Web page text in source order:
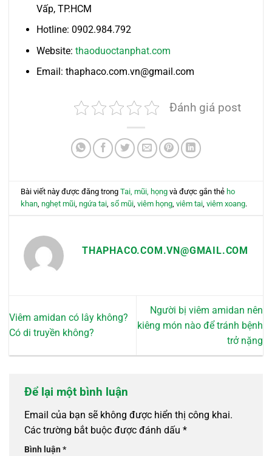
Vấp, TP.HCM
Hotline: 0902.984.792
Website: thaoduoctanphat.com
Email: thaphaco.com.vn@gmail.com
Đánh giá post
Bài viết này được đăng trongTai, mũi, họng và được gắn thẻ ho
khan ,nghẹt mũi ,ngứa tai ,sổ mũi ,viêm họng ,viêm tai ,viêm xoang.
THAPHACO.COM.VN@GMAIL.COM
Viêm amidan có lây không?
Có di truyền không?
Người bị viêm amidan nên
kiêng món nào để tránh bệnh
trở nặng
Để lại một bình luận
Email của bạn sẽ không được hiển thị công khai.
Các trường bắt buộc được đánh dấu *
Bình luận*